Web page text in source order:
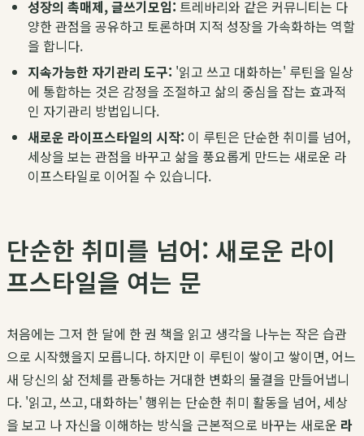
성장의 촉매제, 글쓰기모임: 트레바리와 같은 커뮤니티는 다
양한 관점을 공유하고 토론하며 지적 성장을 가속화하는 역할
을 합니다.
지속가능한 자기관리 도구: '읽고 쓰고 대화하는' 루틴을 일상
에 통합하는 것은 감정을 조절하고 삶의 중심을 잡는 효과적
인 자기관리 방법입니다.
새로운 라이프스타일의 시작: 이 루틴은 단순한 취미를 넘어,
세상을 보는 관점을 바꾸고 삶을 풍요롭게 만드는 새로운 라
이프스타일로 이어질 수 있습니다.
단순한 취미를 넘어: 새로운 라이
프스타일을 여는 문
처음에는 그저 한 달에 한 권 책을 읽고 생각을 나누는 작은 습관
으로 시작했을지 모릅니다. 하지만 이 루틴이 쌓이고 쌓이면, 어느
새 당신의 삶 전체를 관통하는 거대한 변화의 물결을 만들어냅니
다. '읽고, 쓰고, 대화하는' 행위는 단순한 취미 활동을 넘어, 세상
을 보고 나 자신을 이해하는 방식을 근본적으로 바꾸는 새로운 라